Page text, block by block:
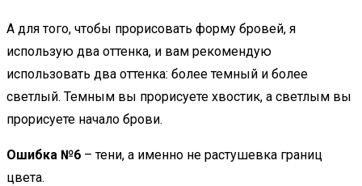
А для того, чтобы прорисовать форму бровей, я
использую два оттенка, и вам рекомендую
использовать два оттенка: более темный и более
светлый. Темным вы прорисуете хвостик, а светлым вы
прорисуете начало брови.
Ошибка №6 – тени, а именно не растушевка границ
цвета.